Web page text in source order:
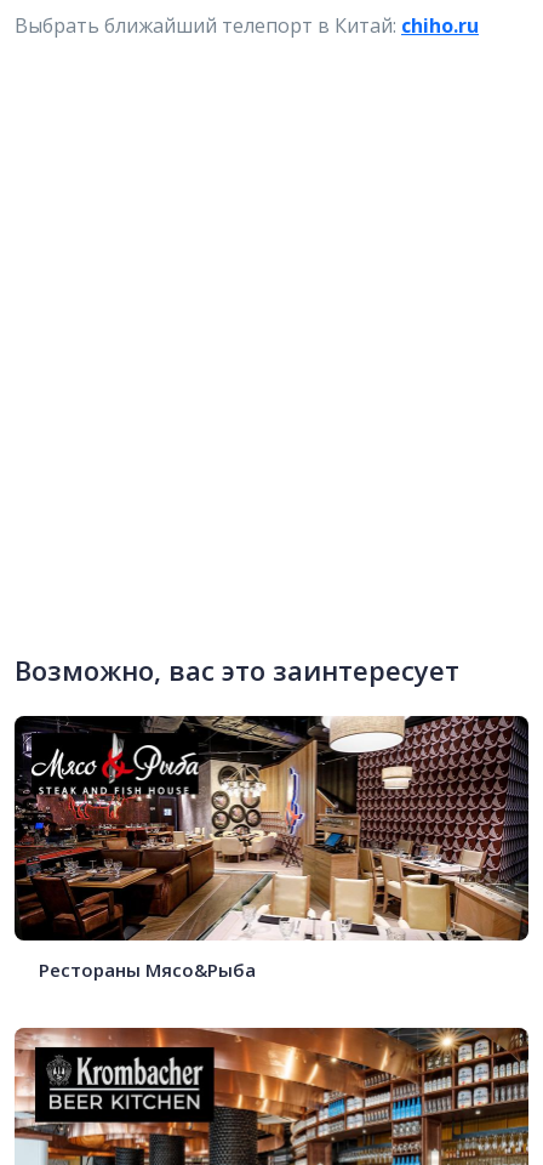
Выбрать ближайший телепорт в Китай: chiho.ru
Возможно, вас это заинтересует
Рестораны Мясо&Рыба